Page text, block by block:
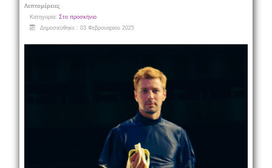
Λεπτομέρειες
Κατηγορία: Στο προσκήνιο
Δημοσιεύθηκε : 03 Φεβρουαρίου 2025